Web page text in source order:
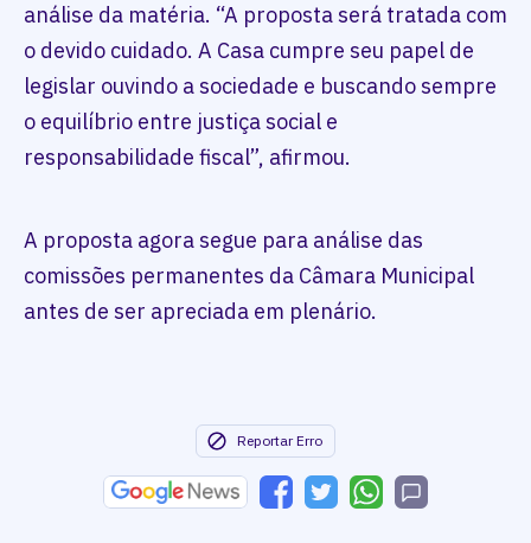
análise da matéria. “A proposta será tratada com
o devido cuidado. A Casa cumpre seu papel de
legislar ouvindo a sociedade e buscando sempre
o equilíbrio entre justiça social e
responsabilidade fiscal”, afirmou.
A proposta agora segue para análise das
comissões permanentes da Câmara Municipal
antes de ser apreciada em plenário.
Reportar Erro